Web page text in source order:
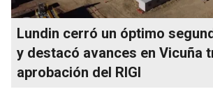
Lundin cerró un óptimo
y destacó avances en Vicuña
aprobación del RIGI